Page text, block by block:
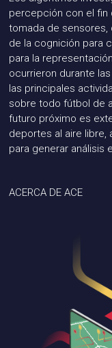
percepción con el fin
tomada de sensores,
de la cognición para
para la
ocurrieron durante
las principales
sobre todofútbol de
futuro próximo es
deportes al aire libre,
para generar análisis
ACERCA DE ACE